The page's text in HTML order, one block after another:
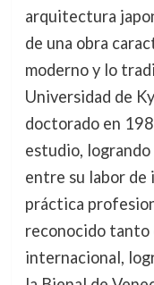
arquitectura
de una obra
moderno y lo
Universidad de
doctorado en
estudio,
entre su labor de
práctica
reconocido tanto
internacional,